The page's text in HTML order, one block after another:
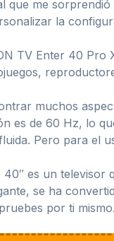
que me
la
TV Enter 40
muchos
es de 60 Hz, lo
Pero para el
es un
se ha
por ti